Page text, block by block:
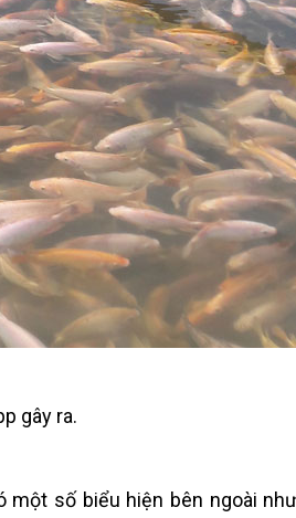
gây ra.
một số biểu hiện bên ngoài